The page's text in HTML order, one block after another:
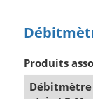
Produits
Débitmètre